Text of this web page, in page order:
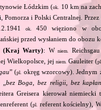
Łódzkim (ok. 10 km na
Pomorza i Polski Centralnej.
ok.
450 więziono w
przed wysłaniem do obozu
(Kraj Warty): Wniem.
Wielkopolsce, jejniem. Gauleiter (
” (pl. okręg wzorcowy).
bez Boga, bez religii, bez
Greisera kierował
(pl. referent kościelny),